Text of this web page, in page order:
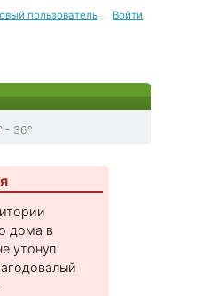
пользователь Войти
- 36°
дома в
утонул